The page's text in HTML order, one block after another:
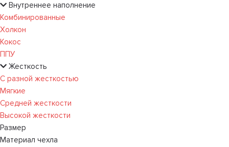
Внутреннее наполнение
Комбинированные
Холкон
Кокос
ППУ
Жесткость
С разной жесткостью
Мягкие
Средней жесткости
Высокой жесткости
Размер
Материал чехла